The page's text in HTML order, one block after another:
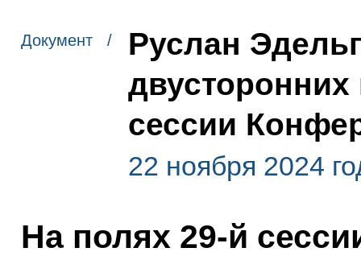
Документ /
Руслан
двусторонних
сессии
22 ноября 2024
На полях 29-й